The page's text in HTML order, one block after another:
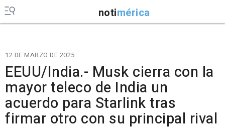
notimérica
12 DE MARZO DE 2025
EEUU/India.- Musk cierra con la
mayor teleco de India un
acuerdo para Starlink tras
firmar otro con su principal rival